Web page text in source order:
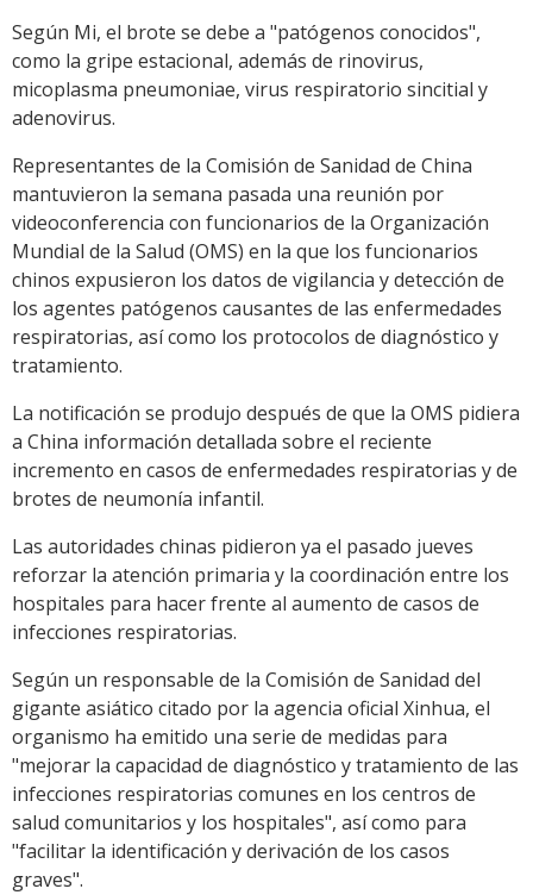
Según Mi, el brote se debe a "patógenos conocidos",
como la gripe estacional, además de rinovirus,
micoplasma pneumoniae, virus respiratorio sincitial y
adenovirus.
Representantes de la Comisión de Sanidad de China
mantuvieron la semana pasada una reunión por
videoconferencia con funcionarios de la Organización
Mundial de la Salud (OMS) en la que los funcionarios
chinos expusieron los datos de vigilancia y detección de
los agentes patógenos causantes de las enfermedades
respiratorias, así como los protocolos de diagnóstico y
tratamiento.
La notificación se produjo después de que la OMS pidiera
a China información detallada sobre el reciente
incremento en casos de enfermedades respiratorias y de
brotes de neumonía infantil.
Las autoridades chinas pidieron ya el pasado jueves
reforzar la atención primaria y la coordinación entre los
hospitales para hacer frente al aumento de casos de
infecciones respiratorias.
Según un responsable de la Comisión de Sanidad del
gigante asiático citado por la agencia oficial Xinhua, el
organismo ha emitido una serie de medidas para
"mejorar la capacidad de diagnóstico y tratamiento de las
infecciones respiratorias comunes en los centros de
salud comunitarios y los hospitales", así como para
"facilitar la identificación y derivación de los casos
graves".